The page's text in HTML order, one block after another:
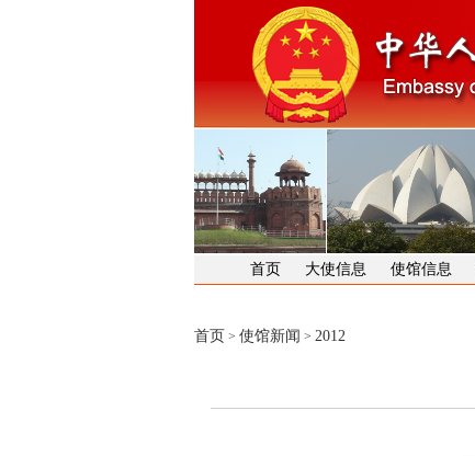
首页 大使信息 使馆信息
首页 > 使馆新闻 > 2012